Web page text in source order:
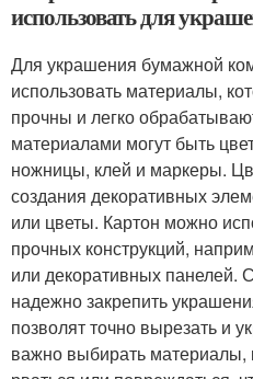
использовать для
Для украшения бумажной
использовать материалы,
прочны и легко
материалами могут быть
ножницы, клей и маркеры.
создания декоративных
или цветы. Картон можно
прочных конструкций,
или декоративных панелей.
надежно закрепить
позволят точно вырезать и
важно выбирать материалы,